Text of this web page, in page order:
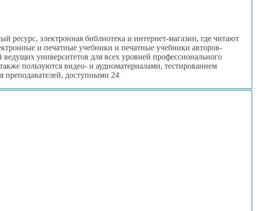
ресурс, электронная библиотека и интернет-магазин, где читают
и печатные учебники и печатные учебники авторов-
ведущих университетов для всех уровней профессионального
пользуются видео- и аудиоматериалами, тестированием
преподавателей, доступными 24